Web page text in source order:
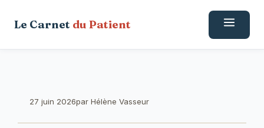
Le Carnet du Patient
27 juin 2026par Hélène Vasseur